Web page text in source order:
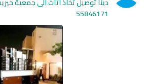
55846171